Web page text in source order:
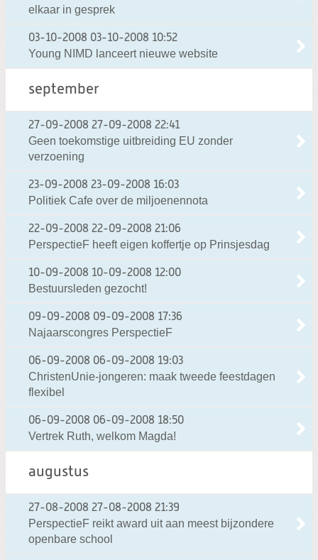
elkaar in gesprek
03-10-2008 03-10-2008 10:52
Young NIMD lanceert nieuwe website
september
27-09-2008 27-09-2008 22:41
Geen toekomstige uitbreiding EU zonder
verzoening
23-09-2008 23-09-2008 16:03
Politiek Cafe over de miljoenennota
22-09-2008 22-09-2008 21:06
PerspectieF heeft eigen koffertje op Prinsjesdag
10-09-2008 10-09-2008 12:00
Bestuursleden gezocht!
09-09-2008 09-09-2008 17:36
Najaarscongres PerspectieF
06-09-2008 06-09-2008 19:03
ChristenUnie-jongeren: maak tweede feestdagen
flexibel
06-09-2008 06-09-2008 18:50
Vertrek Ruth, welkom Magda!
augustus
27-08-2008 27-08-2008 21:39
PerspectieF reikt award uit aan meest bijzondere
openbare school